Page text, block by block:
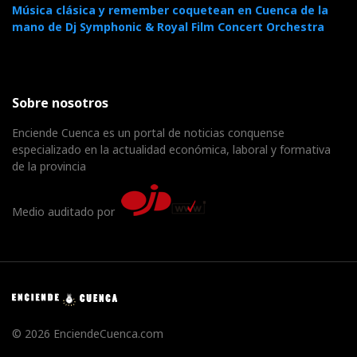
Música clásica y remember coquetean en Cuenca de la
mano de Dj Symphonic & Royal Film Concert Orchestra
Sobre nosotros
Enciende Cuenca es un portal de noticias conquense
especializado en la actualidad económica, laboral y formativa
de la provincia
Medio auditado por
© 2026 EnciendeCuenca.com